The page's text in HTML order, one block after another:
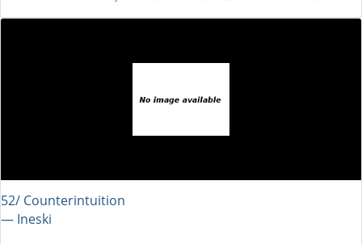
52/ Counterintuition
― Ineski